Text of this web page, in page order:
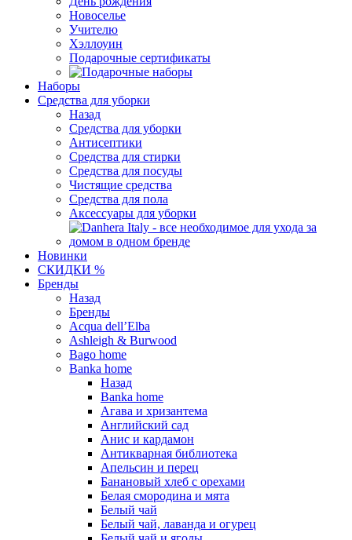
Новоселье
Учителю
Хэллоуин
Подарочные сертификаты
Наборы
Средства для уборки
Назад
Средства для уборки
Антисептики
Средства для стирки
Средства для посуды
Чистящие средства
Средства для пола
Аксессуары для уборки
Новинки
СКИДКИ %
Бренды
Назад
Бренды
Acqua dell’Elba
Ashleigh & Burwood
Bago home
Banka home
Назад
Banka home
Агава и хризантема
Английский сад
Анис и кардамон
Антикварная библиотека
Апельсин и перец
Банановый хлеб с орехами
Белая смородина и мята
Белый чай
Белый чай, лаванда и огурец